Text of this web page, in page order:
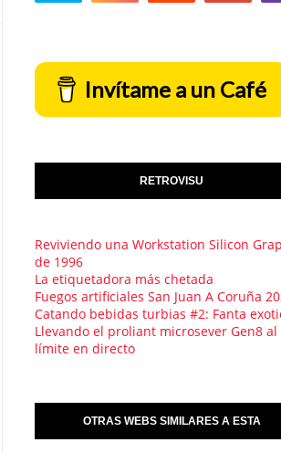
Invítame a un Café
RETROVISU
Reviviendo una Workstation Silicon
de 1996
La etiquetadora más chetada
Fuegos artificiales San Juan A Coruña
Catando bebidas turbias #2: Fanta
Llevando el proliant microsever Gen8 al
límite en directo
OTRAS WEBS SIMILARES A ESTA